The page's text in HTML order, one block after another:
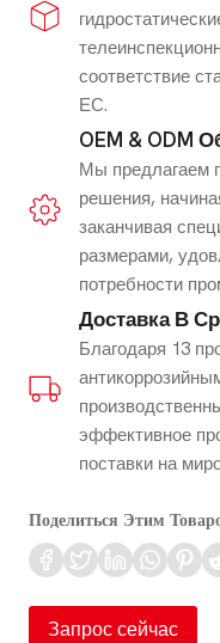
соответствие
ЕС.
OEM & ODM
Мы предлагаем
решения,
заканчивая
размерами,
потребности
Доставка В
Благодаря 13
эффективное
поставки на
Поделиться Этим
Запрос сейчас